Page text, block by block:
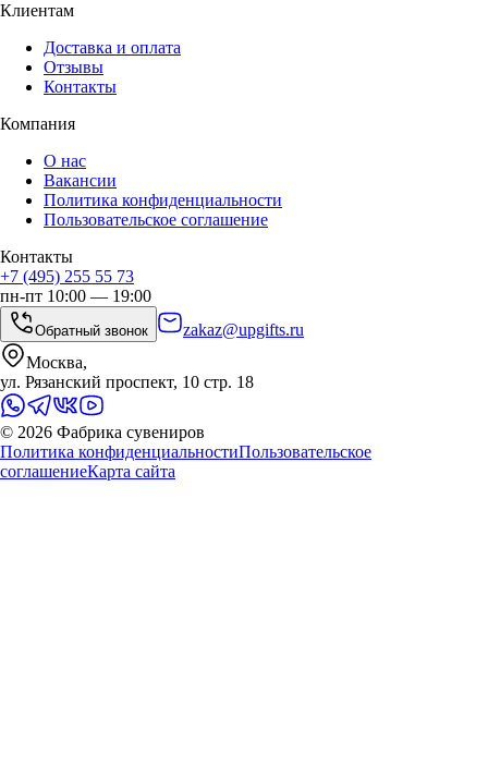
Клиентам
Доставка и оплата
Отзывы
Контакты
Компания
О нас
Вакансии
Политика конфиденциальности
Пользовательское соглашение
Контакты
+7 (495) 255 55 73
пн-пт 10:00 — 19:00
Обратный звонок
zakaz@upgifts.ru
Москва,
ул. Рязанский проспект, 10 стр. 18
© 2026 Фабрика сувениров
Политика конфиденциальностиПользовательское
соглашениеКарта сайта